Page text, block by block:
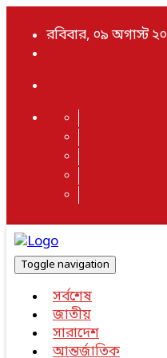
রবিবার, ০৯ অগাস্ট
Toggle navigation
সর্বশেষ
জাতীয়
সারাদেশ
আন্তর্জাতিক